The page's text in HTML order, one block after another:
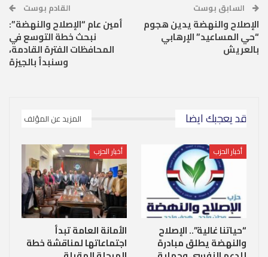
السابق بوست
الإصلاح والنهضة يدين هجوم
“حي المساعيد” الإرهابي
بالعريش
القادم بوست
أمين عام “الإصلاح والنهضة”:
نبحث خطة التوسع في
المحافظات الفترة القادمة،
وسنبدأ بالجيزة
قد يعجبك ايضا المزيد عن المؤلف
أخبار الحزب
“حياتنا غالية”.. الإصلاح
والنهضة يطلق مبادرة
أخبار الحزب
الأمانة العامة تبدأ
اجتماعاتها لمناقشة خطة